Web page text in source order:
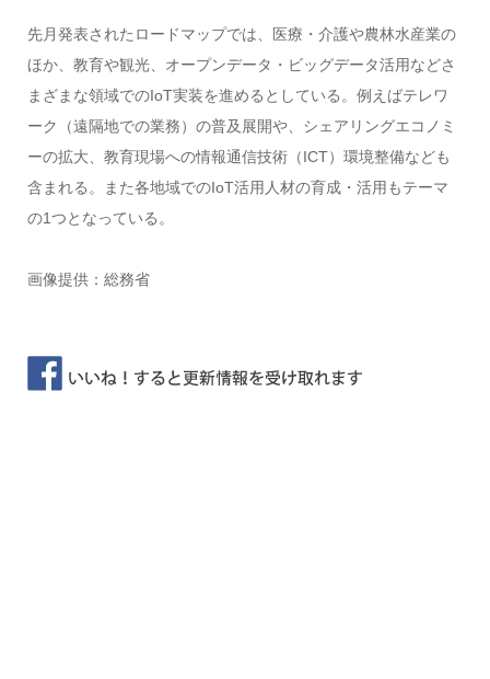
先月発表されたロードマップでは、医療・介護や農林水産業の
ほか、教育や観光、オープンデータ・ビッグデータ活用などさ
まざまな領域でのIoT実装を進めるとしている。例えばテレワ
ーク（遠隔地での業務）の普及展開や、シェアリングエコノミ
ーの拡大、教育現場への情報通信技術（ICT）環境整備なども
含まれる。また各地域でのIoT活用人材の育成・活用もテーマ
の1つとなっている。
画像提供：総務省